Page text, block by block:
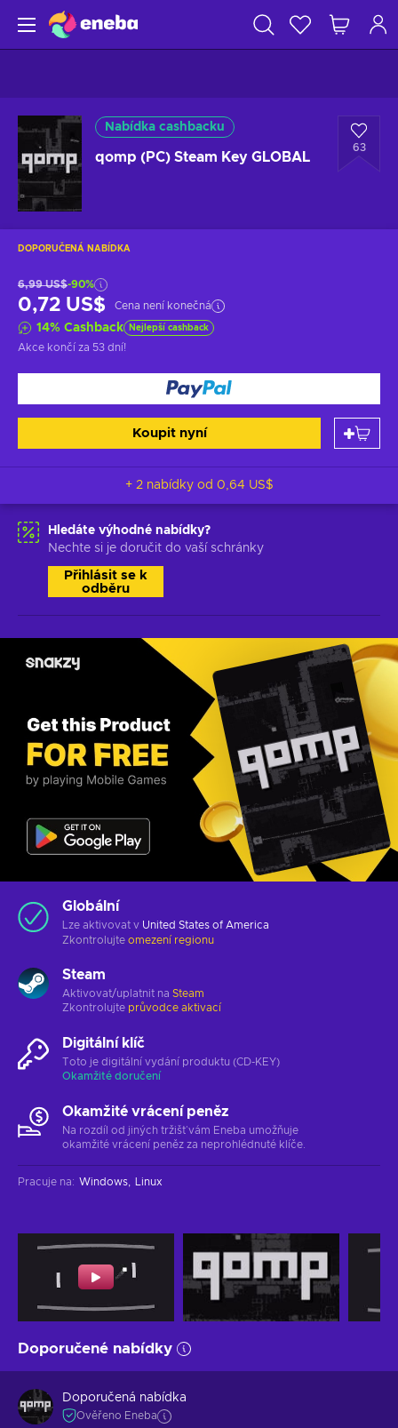
Nabídka cashbacku
qomp (PC) Steam Key GLOBAL
63
DOPORUČENÁ NABÍDKA
6,99 US$-90%
0,72 US$ Cena není konečná
14% Cashback Nejlepší cashback
Akce končí za 53 dní!
Koupit nyní
+ 2 nabídky od 0,64 US$
Hledáte výhodné nabídky?
Nechte si je doručit do vaší schránky
Přihlásit se k
odběru
Globální
Lze aktivovat v United States of America
Zkontrolujte omezení regionu
Steam
Aktivovat/uplatnit na Steam
Zkontrolujte průvodce aktivací
Digitální klíč
Toto je digitální vydání produktu (CD-KEY)
Okamžité doručení
Okamžité vrácení peněz
Na rozdíl od jiných tržišť vám Eneba umožňuje
okamžité vrácení peněz za neprohlédnuté klíče.
Pracuje na: Windows Linux
Doporučené nabídky
Doporučená nabídka
Ověřeno Eneba